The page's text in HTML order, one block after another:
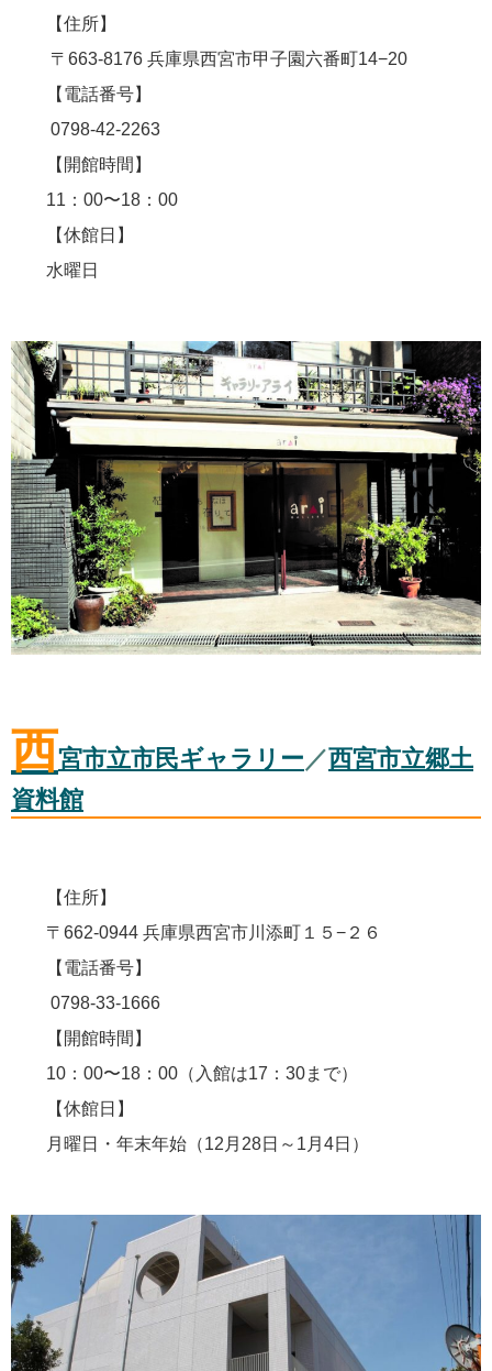
【住所】
〒663-8176 兵庫県西宮市甲子園六番町14−20
【電話番号】
0798-42-2263
【開館時間】
11：00〜18：00
【休館日】
水曜日
西宮市立市民ギャラリー ／西宮市立郷土
資料館
【住所】
〒662-0944 兵庫県西宮市川添町１５−２６
【電話番号】
0798-33-1666
【開館時間】
10：00〜18：00（入館は17：30まで）
【休館日】
月曜日・年末年始（12月28日～1月4日）